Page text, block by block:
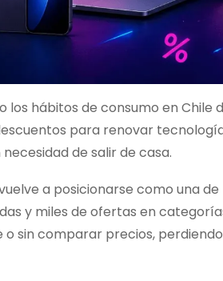
hábitos de consumo en Chile
para renovar
de salir de casa.
a posicionarse como una
y miles de ofertas en
sin comparar precios,